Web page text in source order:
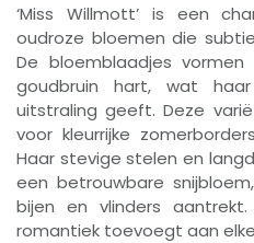
‘Miss Willmott’ is een
oudroze bloemen die
De bloemblaadjes
goudbruin hart, wat
uitstraling geeft. Deze
voor kleurrijke
Haar stevige stelen en
een betrouwbare
bijen en vlinders
romantiek toevoegt aan